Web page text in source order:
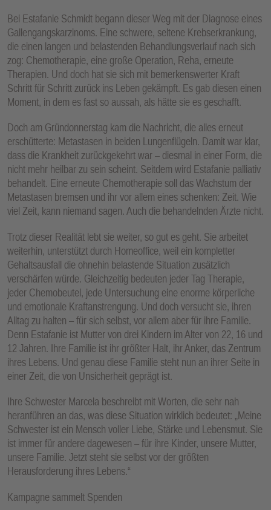
Bei Estafanie Schmidt begann dieser Weg mit der Diagnose eines
Gallengangskarzinoms. Eine schwere, seltene Krebserkrankung,
die einen langen und belastenden Behandlungsverlauf nach sich
zog: Chemotherapie, eine große Operation, Reha, erneute
Therapien. Und doch hat sie sich mit bemerkenswerter Kraft
Schritt für Schritt zurück ins Leben gekämpft. Es gab diesen einen
Moment, in dem es fast so aussah, als hätte sie es geschafft.
Doch am Gründonnerstag kam die Nachricht, die alles erneut
erschütterte: Metastasen in beiden Lungenflügeln. Damit war klar,
dass die Krankheit zurückgekehrt war – diesmal in einer Form, die
nicht mehr heilbar zu sein scheint. Seitdem wird Estafanie palliativ
behandelt. Eine erneute Chemotherapie soll das Wachstum der
Metastasen bremsen und ihr vor allem eines schenken: Zeit. Wie
viel Zeit, kann niemand sagen. Auch die behandelnden Ärzte nicht.
Trotz dieser Realität lebt sie weiter, so gut es geht. Sie arbeitet
weiterhin, unterstützt durch Homeoffice, weil ein kompletter
Gehaltsausfall die ohnehin belastende Situation zusätzlich
verschärfen würde. Gleichzeitig bedeuten jeder Tag Therapie,
jeder Chemobeutel, jede Untersuchung eine enorme körperliche
und emotionale Kraftanstrengung. Und doch versucht sie, ihren
Alltag zu halten – für sich selbst, vor allem aber für ihre Familie.
Denn Estafanie ist Mutter von drei Kindern im Alter von 22, 16 und
12 Jahren. Ihre Familie ist ihr größter Halt, ihr Anker, das Zentrum
ihres Lebens. Und genau diese Familie steht nun an ihrer Seite in
einer Zeit, die von Unsicherheit geprägt ist.
Ihre Schwester Marcela beschreibt mit Worten, die sehr nah
heranführen an das, was diese Situation wirklich bedeutet: „Meine
Schwester ist ein Mensch voller Liebe, Stärke und Lebensmut. Sie
ist immer für andere dagewesen – für ihre Kinder, unsere Mutter,
unsere Familie. Jetzt steht sie selbst vor der größten
Herausforderung ihres Lebens.“
Kampagne sammelt Spenden